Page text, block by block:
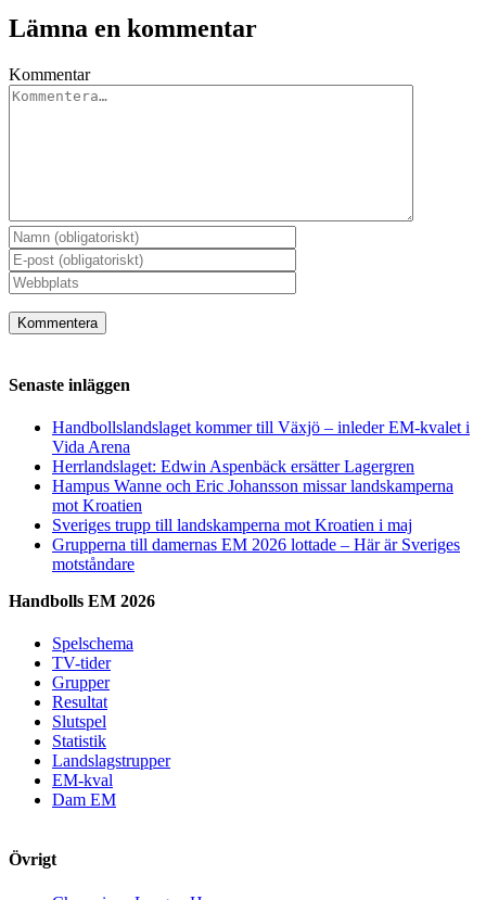
Lämna en kommentar
Kommentar
Senaste inläggen
Handbollslandslaget kommer till Växjö – inleder EM-kvalet i
Vida Arena
Herrlandslaget: Edwin Aspenbäck ersätter Lagergren
Hampus Wanne och Eric Johansson missar landskamperna
mot Kroatien
Sveriges trupp till landskamperna mot Kroatien i maj
Grupperna till damernas EM 2026 lottade – Här är Sveriges
motståndare
Handbolls EM 2026
Spelschema
TV-tider
Grupper
Resultat
Slutspel
Statistik
Landslagstrupper
EM-kval
Dam EM
Övrigt